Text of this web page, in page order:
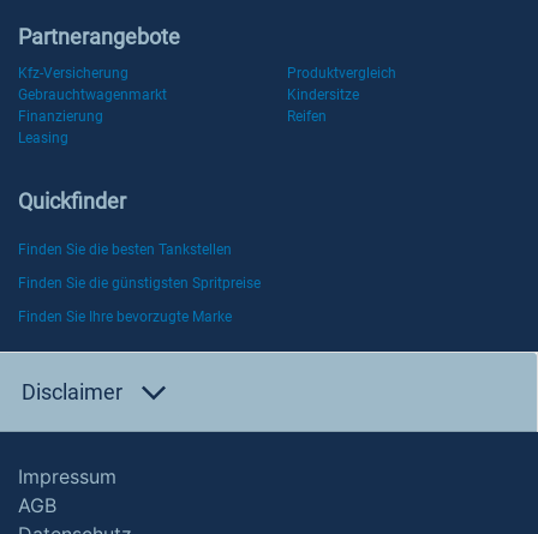
Partnerangebote
Kfz-Versicherung
Produktvergleich
Gebrauchtwagenmarkt
Kindersitze
Finanzierung
Reifen
Leasing
Quickfinder
Finden Sie die besten Tankstellen
Finden Sie die günstigsten Spritpreise
Finden Sie Ihre bevorzugte Marke
Disclaimer
Impressum
AGB